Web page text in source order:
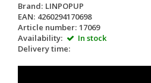
Brand: LINPOPUP
EAN: 4260294170698
Article number: 17069
Availability:
In stock
Delivery time: